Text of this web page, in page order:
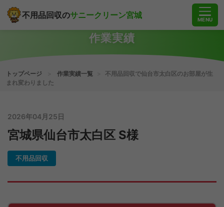
不用品回収のサニークリーン宮城 MENU
作業実績
トップページ 作業実績一覧
不用品回収で仙台市太白区のお部屋が生
まれ変わりました
2026年04月25日
宮城県仙台市太白区 S様
不用品回収